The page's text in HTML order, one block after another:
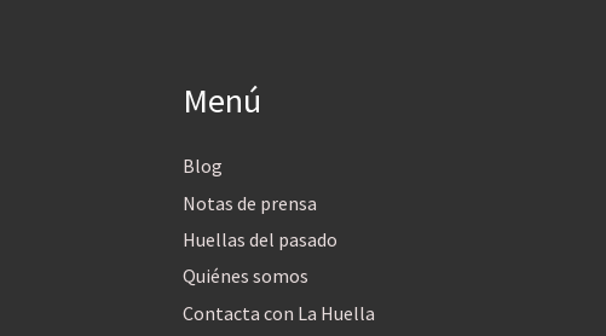
Menú
Blog
Notas de prensa
Huellas del pasado
Quiénes somos
Contacta con La Huella